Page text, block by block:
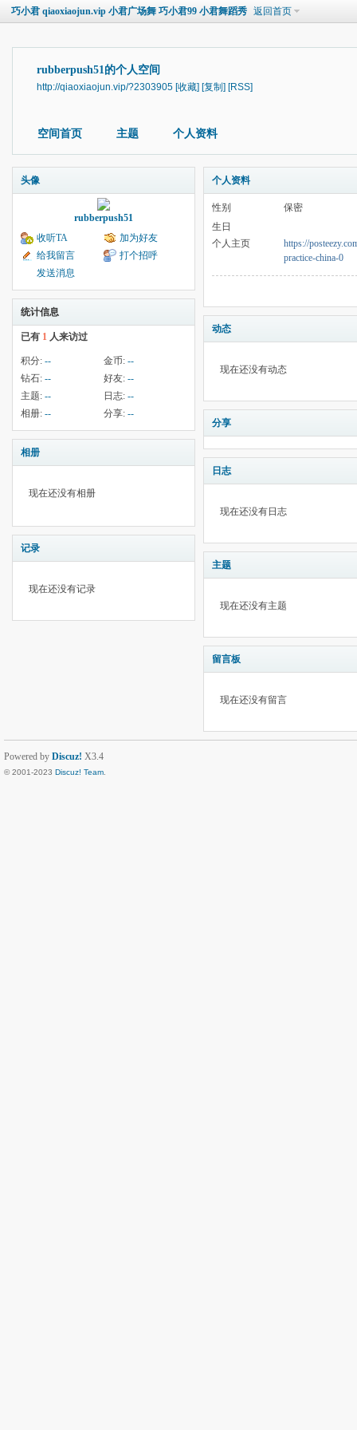
巧小君 qiaoxiaojun.vip 小君广场舞 巧小君99 小君舞蹈秀 返回首页
rubberpush51的个人空间
http://qiaoxiaojun.vip/?2303905 [收藏] [复制] [RSS]
空间首页 主题 个人资料
头像
rubberpush51
收听TA
加为好友
给我留言
打个招呼
发送消息
统计信息
已有 1 人来访过
积分: -- 金币: --
钻石: -- 好友: --
主题: -- 日志: --
相册: -- 分享: --
相册
现在还没有相册
记录
现在还没有记录
个人资料
性别
保密
生日
个人主页
https://
practice-china-0
动态
现在还没有动态
分享
日志
现在还没有日志
主题
现在还没有主题
留言板
现在还没有留言
Powered by Discuz! X3.4
© 2001-2023 Discuz! Team